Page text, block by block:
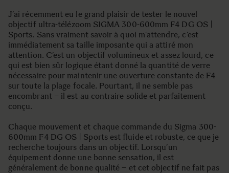
J’ai récemment eu le grand plaisir de tester le nouvel
objectif ultra-télézoom SIGMA 300-600mm F4 DG OS |
Sports. Sans vraiment savoir à quoi m’attendre, c’est
immédiatement sa taille imposante qui a attiré mon
attention. C’est un objectif volumineux et assez lourd, ce
qui est bien sûr logique étant donné la quantité de verre
nécessaire pour maintenir une ouverture constante de F4
sur toute la plage focale. Pourtant, il ne semble pas
encombrant – il est au contraire solide et parfaitement
conçu.
Chaque mouvement et chaque commande du Sigma 300-
600mm F4 DG OS | Sports est fluide et robuste, ce que je
recherche toujours dans un objectif. Lorsqu’un
équipement donne une bonne sensation, il est
généralement de bonne qualité – et cet objectif ne fait pas